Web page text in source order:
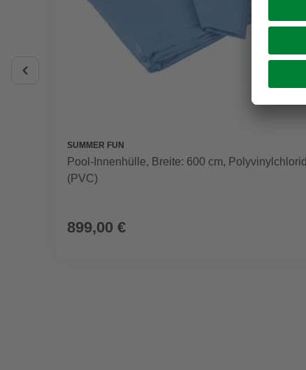
SUMMER FUN
Pool-Innenhülle, Breite: 600 cm, Polyvinylchlorid
(PVC)
899,00 €